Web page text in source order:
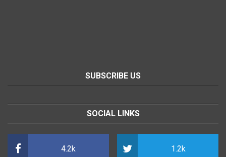
SUBSCRIBE US
SOCIAL LINKS
4.2k 1.2k